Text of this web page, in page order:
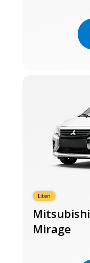
Liten
Mitsubishi
Mirage